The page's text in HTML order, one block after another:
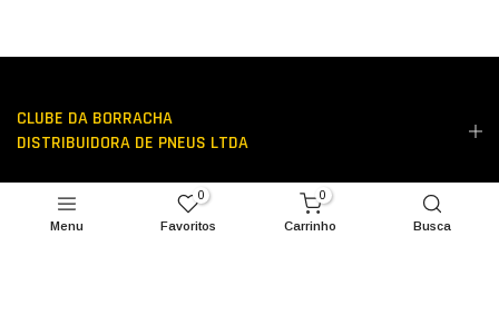
CLUBE DA BORRACHA
DISTRIBUIDORA DE PNEUS LTDA
LINKS ÚTEIS
Menu
0
Favoritos
0
Carrinho Busca